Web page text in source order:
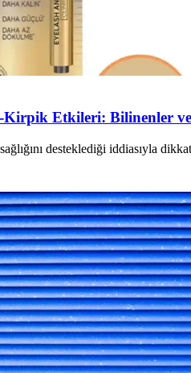
Kirpik Etkileri: Bilinenler
desteklediği iddiasıyla